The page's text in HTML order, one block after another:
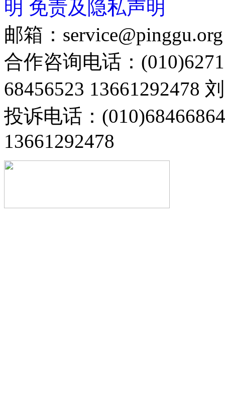
明 免责及隐私声明
邮箱：service@pinggu.org
合作咨询电话：
68456523 13661292478
投诉电话：
13661292478